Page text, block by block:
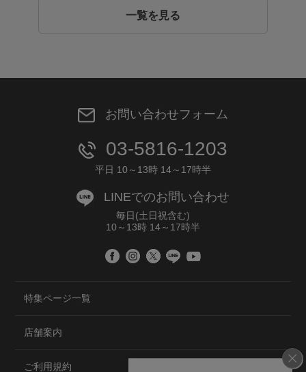
一覧を見る
お問い合わせフォーム
03-5816-1203
平日 10～13時 14～17時半
LINEでのお問い合わせ
毎日(土日祝含む)
10～13時 14～17時半
特集ページ一覧
店舗案内
ご利用規約